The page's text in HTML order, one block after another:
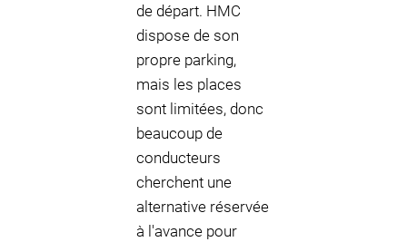
de départ. HMC
dispose de son
propre parking,
mais les places
sont limitées, donc
beaucoup de
conducteurs
cherchent une
alternative réservée
à l'avance pour